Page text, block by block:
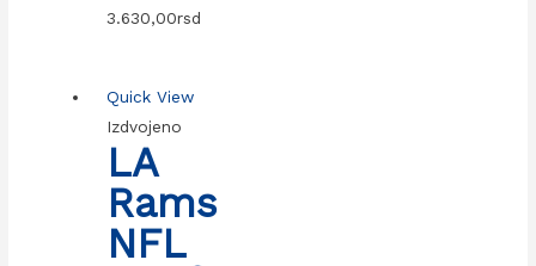
3.630,00rsd
Quick View
Izdvojeno
LA
Rams
NFL